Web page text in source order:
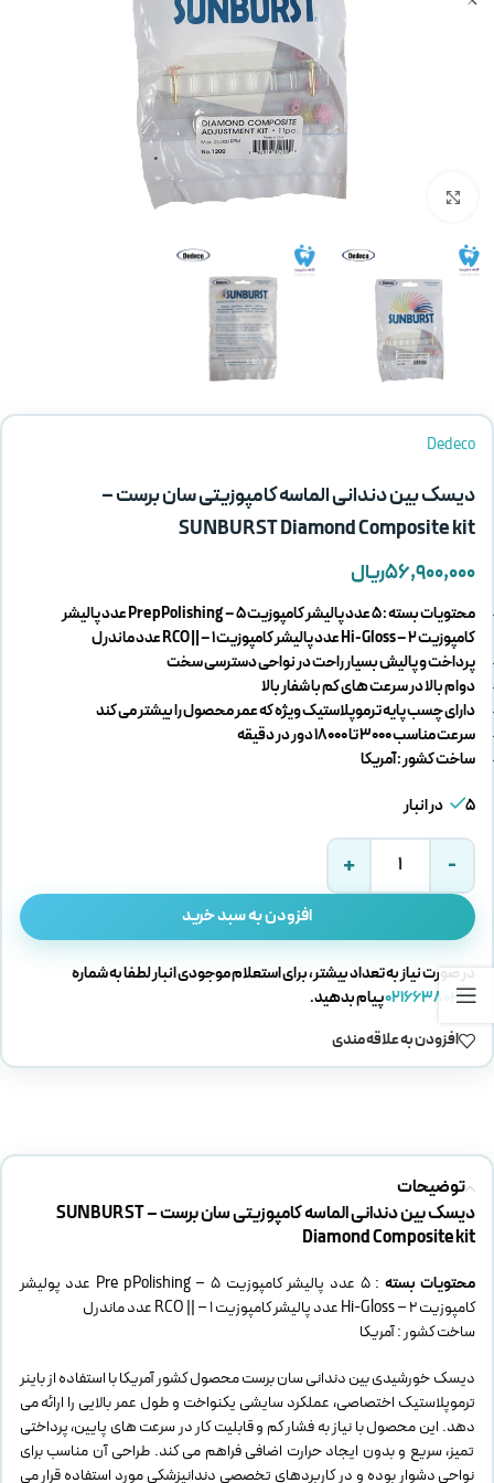
بزرگنمایی تصویر
Dedeco
دیسک بین دندانی الماسه کامپوزیتی سان برست –
SUNBURST Diamond Composite kit
۵۶,۹۰۰,۰۰۰ریال
محتویات بسته : 5 عدد پالیشر کامپوزیت Pre pPolishing – 5 عدد پالیشر
کامپوزیت Hi-Gloss – 2 عدد پالیشر کامپوزیت RCO || – 1 عدد ماندرل
پرداخت و پالیش بسیار راحت در نواحی دسترسی سخت
دوام بالا در سرعت های کم با شفار بالا
دارای چسب پایه ترموپلاستیک ویژه که عمر محصول را بیشتر می کند
سرعت مناسب 3000 تا 18000 دور در دقیقه
ساخت کشور : آمریکا
5 در انبار
افزودن به سبد خرید
در صورت نیاز به تعداد بیشتر، برای استعلام موجودی انبار لطفا به شماره
02166380269پیام بدهید.
افزودن به علاقه مندی
توضیحات
دیسک بین دندانی الماسه کامپوزیتی سان برست – SUNBURST
Diamond Composite kit
محتویات بسته : 5 عدد پالیشر کامپوزیت Pre pPolishing
– 5 عدد پولیشر
کامپوزیت
Hi-Gloss– 2 عدد پالیشر کامپوزیت
RCO || – 1 عدد ماندرل
ساخت کشور : آمریکا
دیسک خورشیدی بین دندانی سان برست محصول کشور آمریکا با استفاده از باینر
ترموپلاستیک اختصاصی، عملکرد سایشی یکنواخت و طول عمر بالایی را ارائه می
دهد. این محصول با نیاز به فشار کم و قابلیت کار در سرعت های پایین، پرداختی
تمیز، سریع و بدون ایجاد حرارت اضافی فراهم می کند. طراحی آن مناسب برای
نواحی دشوار بوده و در کاربردهای تخصصی دندانپزشکی مورد استفاده قرار می